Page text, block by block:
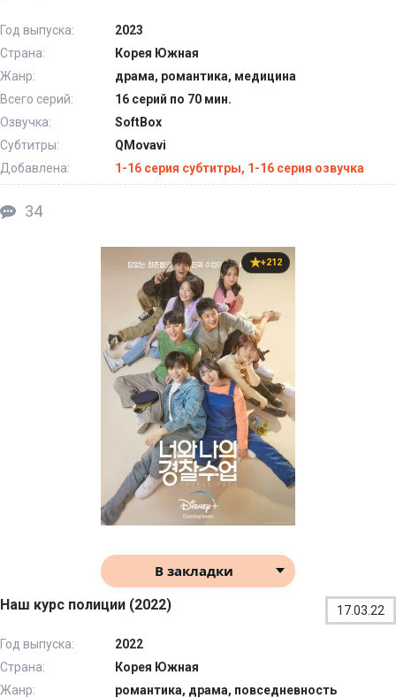
Год выпуска:
2023
Страна:
Корея Южная
Жанр:
драма, романтика, медицина
Всего серий:
16 серий по 70 мин.
Озвучка:
SoftBox
Субтитры:
QMovavi
Добавлена:
1-16 серия субтитры, 1-16 серия озвучка
34
+212
В закладки
Наш курс полиции (2022) 17.03.22
Год выпуска:
2022
Страна:
Корея Южная
Жанр:
романтика, драма, повседневность